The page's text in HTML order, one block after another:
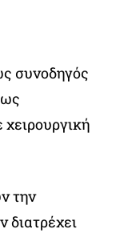
συνοδηγός
την
διατρέχει